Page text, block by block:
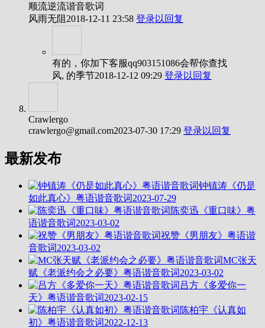
顺流逆流谐音歌词
风雨无阻 2018-12-11 23:58 登录以回复
有的，你加下客服qq903151086会帮你查找
风, 的季节2018-12-12 09:29 登录以回复
Crawlergo
crawlergo@gmail.com2023-07-30 17:29 登录以回复
最新发布
钟镇涛《仍是
如此真心》粤语谐音歌词2023-07-29
陈奕迅《重口味》粤
语谐音歌词2023-03-02
祝赞《男朋友》粤语谐
音歌词2023-03-02
MC张天
赋《老派约会之必要》粤语谐音歌词2023-03-02
吕方《多爱你一
天》粤语谐音歌词2023-02-15
陈柏宇《认真如
初》粤语谐音歌词2022-12-13